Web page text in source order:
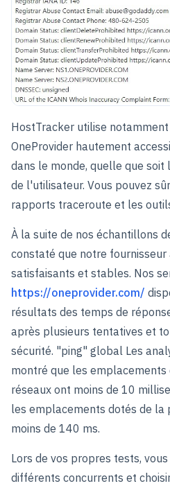
HostTracker utilise
OneProvider hautement
dans le monde, quelle que soit
de l'utilisateur. Vous pouvez
rapports traceroute et les
À la suite de nos échantillons
constaté que notre
satisfaisants et stables. Nos
https://oneprovider.com/
résultats des temps de
après plusieurs tentatives et
sécurité. "ping" global Les
montré que les
réseaux ont moins de 10
les emplacements dotés de la
moins de 140 ms.
Lors de vos propres tests,
différents concurrents et